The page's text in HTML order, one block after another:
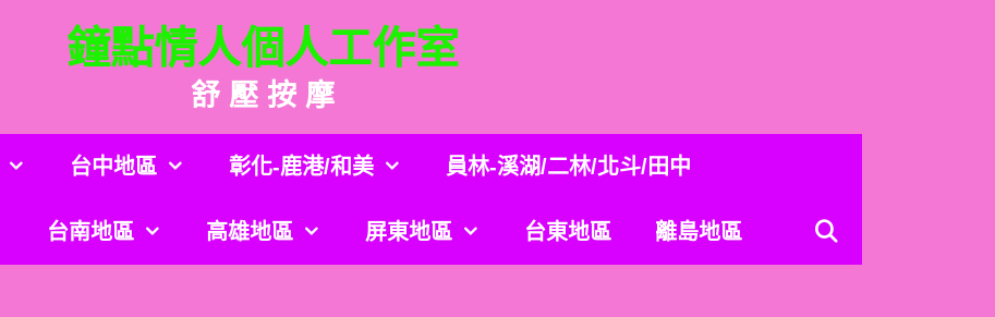
鐘點情人個人工作室
舒 壓 按 摩
台中地區 彰化-鹿港/和美 員林-溪湖/二林/北斗/田中
台南地區 高雄地區 屏東地區 台東地區 離島地區